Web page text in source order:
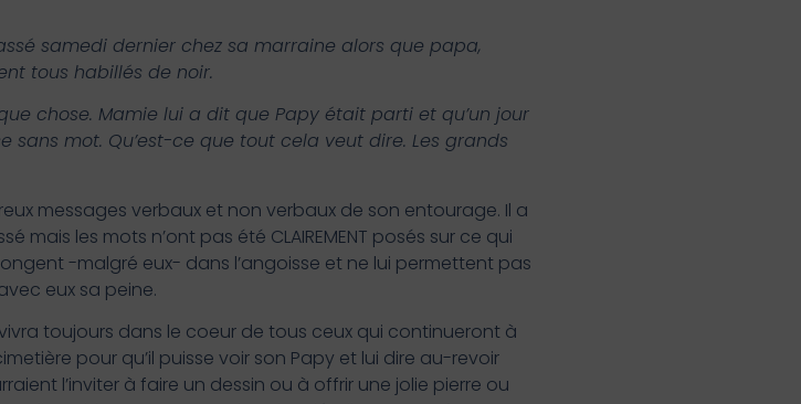
samedi dernier chez sa marraine alors que papa,
tous habillés de noir.
chose. Mamie lui a dit que Papy était parti et qu’un jour
sans mot. Qu’est-ce que tout cela veut dire. Les grands
messages verbaux et non verbaux de son entourage. Il a
les mots n’ont pas été CLAIREMENT posés sur ce qui
-malgré eux- dans l’angoisse et ne lui permettent pas
eux sa peine.
toujours dans le coeur de tous ceux qui continueront à
pour qu’il puisse voir son Papy et lui dire au-revoir
l’inviter à faire un dessin ou à offrir une jolie pierre ou